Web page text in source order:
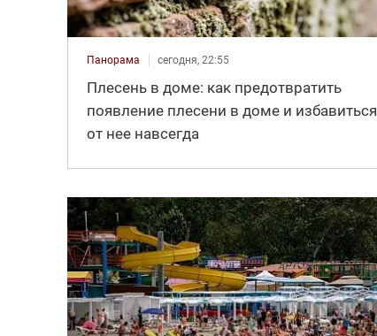
Панорама сегодня, 22:55
Плесень в доме: как предотвратить
появление плесени в доме и избавиться
от нее навсегда